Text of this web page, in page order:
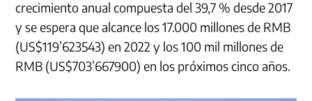
crecimiento anual compuesta del 39,7 % desde 2017
y se espera que alcance los 17.000 millones de RMB
(US$119’623543) en 2022 y los 100 mil millones de
RMB (US$703’667900) en los próximos cinco años.